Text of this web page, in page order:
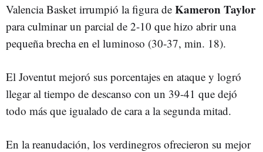
Valencia Basket irrumpió la figura de Kameron Taylor
para culminar un parcial de 2-10 que hizo abrir una
pequeña brecha en el luminoso (30-37, min. 18).
El Joventut mejoró sus porcentajes en ataque y logró
llegar al tiempo de descanso con un 39-41 que dejó
todo más que igualado de cara a la segunda mitad.
En la reanudación, los verdinegros ofrecieron su mejor